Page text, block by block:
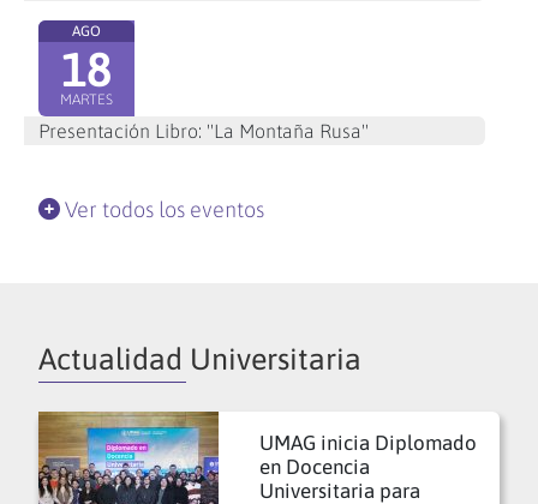
AGO
18
MARTES
Presentación Libro: "La Montaña Rusa"
Ver todos los eventos
Actualidad Universitaria
UMAG inicia Diplomado
en Docencia
Universitaria para